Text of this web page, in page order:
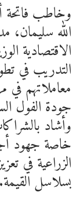
وخاطب فاتحة
الله سليمان،
الاقتصادية
التدريب في
معاملاتهم
جودة الفول
وأشاد
خاصة جهود
الزراعية في
بسلاسل القيمة.